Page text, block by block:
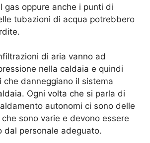
gas oppure anche i punti di
tubazioni di acqua potrebbero
di aria vanno ad
nella caldaia e quindi
che danneggiano il sistema
Ogni volta che si parla di
autonomi ci sono delle
sono varie e devono essere
dal personale adeguato.